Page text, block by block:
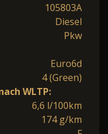
105803A
Diesel
Pkw
Euro6d
4 (Green)
WLTP:
6,6 l/100km
174 g/km